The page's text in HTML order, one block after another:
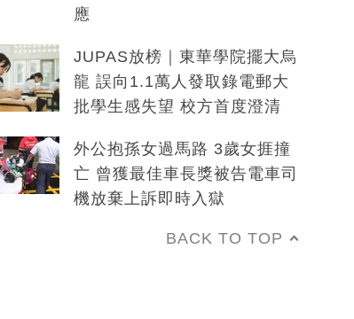
應
JUPAS放榜｜東華學院擺大烏
龍 誤向1.1萬人發取錄電郵大
批學生感失望 校方首度澄清
外公抱孫女過馬路 3歲女捱撞
亡 曾獲最佳車長獎被告電車司
機放棄上訴即時入獄
BACK TO TOP